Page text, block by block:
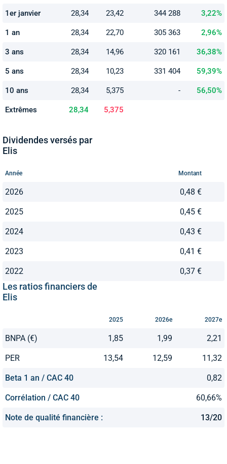
1er janvier 28,34 23,42 344 288 3,22%
1 an 28,34 22,70 305 363 2,96%
3 ans 28,34 14,96 320 161 36,38%
5 ans 28,34 10,23 331 404 59,39%
10 ans 28,34 5,375 - 56,50%
Extrêmes 28,34 5,375
Dividendes versés par
Elis
Année Montant
2026 0,48 €
2025 0,45 €
2024 0,43 €
2023 0,41 €
2022 0,37 €
Les ratios financiers de
Elis
2025 2026e 2027e
BNPA (€) 1,85 1,99 2,21
PER 13,54 12,59 11,32
Beta 1 an / CAC 40 0,82
Corrélation / CAC 40 60,66%
Note de qualité financière : 13/20